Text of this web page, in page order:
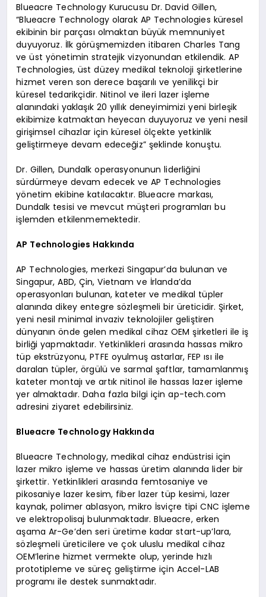
Blueacre Technology Kurucusu Dr. David Gillen,
“Blueacre Technology olarak AP Technologies küresel
ekibinin bir parçası olmaktan büyük memnuniyet
duyuyoruz. İlk görüşmemizden itibaren Charles Tang
ve üst yönetimin stratejik vizyonundan etkilendik. AP
Technologies, üst düzey medikal teknoloji şirketlerine
hizmet veren son derece başarılı ve yenilikçi bir
küresel tedarikçidir. Nitinol ve ileri lazer işleme
alanındaki yaklaşık 20 yıllık deneyimimizi yeni birleşik
ekibimize katmaktan heyecan duyuyoruz ve yeni nesil
girişimsel cihazlar için küresel ölçekte yetkinlik
geliştirmeye devam edeceğiz” şeklinde konuştu.
Dr. Gillen, Dundalk operasyonunun liderliğini
sürdürmeye devam edecek ve AP Technologies
yönetim ekibine katılacaktır. Blueacre markası,
Dundalk tesisi ve mevcut müşteri programları bu
işlemden etkilenmemektedir.
AP Technologies Hakkında
AP Technologies, merkezi Singapur’da bulunan ve
Singapur, ABD, Çin, Vietnam ve İrlanda’da
operasyonları bulunan, kateter ve medikal tüpler
alanında dikey entegre sözleşmeli bir üreticidir. Şirket,
yeni nesil minimal invaziv teknolojiler geliştiren
dünyanın önde gelen medikal cihaz OEM şirketleri ile iş
birliği yapmaktadır. Yetkinlikleri arasında hassas mikro
tüp ekstrüzyonu, PTFE oyulmuş astarlar, FEP ısı ile
daralan tüpler, örgülü ve sarmal şaftlar, tamamlanmış
kateter montajı ve artık nitinol ile hassas lazer işleme
yer almaktadır. Daha fazla bilgi için ap-tech.com
adresini ziyaret edebilirsiniz.
Blueacre Technology Hakkında
Blueacre Technology, medikal cihaz endüstrisi için
lazer mikro işleme ve hassas üretim alanında lider bir
şirkettir. Yetkinlikleri arasında femtosaniye ve
pikosaniye lazer kesim, fiber lazer tüp kesimi, lazer
kaynak, polimer ablasyon, mikro İsviçre tipi CNC işleme
ve elektropolisaj bulunmaktadır. Blueacre, erken
aşama Ar-Ge’den seri üretime kadar start-up’lara,
sözleşmeli üreticilere ve çok uluslu medikal cihaz
OEM’lerine hizmet vermekte olup, yerinde hızlı
prototipleme ve süreç geliştirme için Accel-LAB
programı ile destek sunmaktadır.